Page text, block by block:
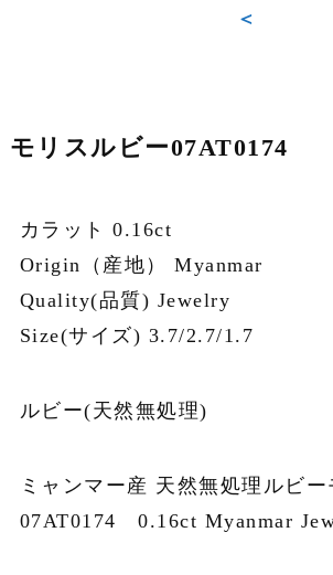
＜
モリスルビー07AT0174
カラット 0.16ct
Origin（産地） Myanmar
Quality(品質) Jewelry
Size(サイズ) 3.7/2.7/1.7
ルビー(天然無処理)
ミャンマー産 天然無処理ルビ
07AT0174 0.16ct Myanmar